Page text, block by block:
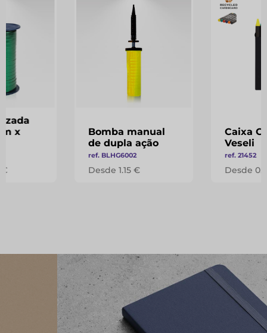
x
€
Bomba manual
de dupla ação
ref. BLHG6002
Desde 1.15 €
Caixa
Veseli
ref. 21452
Desde